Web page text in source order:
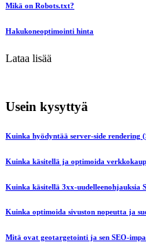
Mikä on Robots.txt?
Hakukoneoptimointi hinta
Lataa lisää
Usein kysyttyä
Kuinka hyödyntää server-side rendering
Kuinka käsitellä ja optimoida
Kuinka käsitellä 3xx-uudelleenohjauksia
Kuinka optimoida sivuston nopeutta ja
Mitä ovat geotargetointi ja sen SEO-